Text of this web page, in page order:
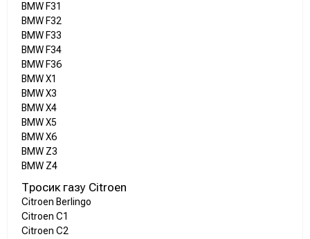
BMW F31
BMW F32
BMW F33
BMW F34
BMW F36
BMW X1
BMW X3
BMW X4
BMW X5
BMW X6
BMW Z3
BMW Z4
Тросик газу Citroen
Citroen Berlingo
Citroen C1
Citroen C2